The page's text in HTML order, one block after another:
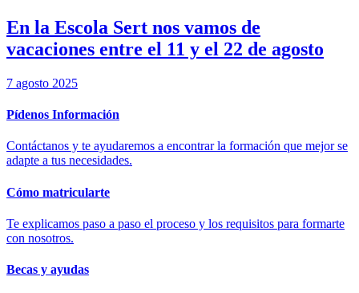
En la Escola Sert nos vamos de
vacaciones entre el 11 y el 22 de agosto
7 agosto 2025
Pídenos Información
Contáctanos y te ayudaremos a encontrar la formación que mejor se
adapte a tus necesidades.
Cómo matricularte
Te explicamos paso a paso el proceso y los requisitos para formarte
con nosotros.
Becas y ayudas